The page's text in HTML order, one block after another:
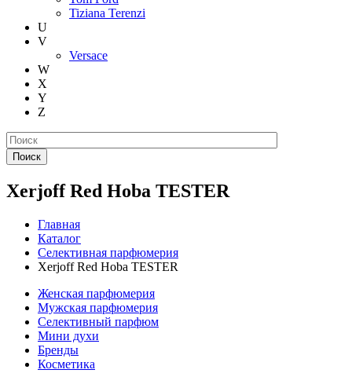
Tiziana Terenzi
U
V
Versace
W
X
Y
Z
Поиск
Xerjoff Red Hoba TESTER
Главная
Каталог
Селективная парфюмерия
Xerjoff Red Hoba TESTER
Женская парфюмерия
Мужская парфюмерия
Селективный парфюм
Мини духи
Бренды
Косметика